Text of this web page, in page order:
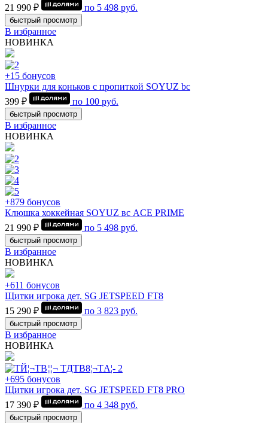
21 990 ₽ по 5 498 руб.
быстрый просмотр
В избранное
НОВИНКА
+15 бонусов
Шнурки для коньков с пропиткой SOYUZ bc
399 ₽
по 100 руб.
быстрый просмотр
В избранное
НОВИНКА
+879 бонусов
Клюшка хоккейная SOYUZ вс ACE PRIME
21 990 ₽
по 5 498 руб.
быстрый просмотр
В избранное
НОВИНКА
+611 бонусов
Щитки игрока дет. SG JETSPEED FT8
15 290 ₽
по 3 823 руб.
быстрый просмотр
В избранное
НОВИНКА
+695 бонусов
Щитки игрока дет. SG JETSPEED FT8 PRO
17 390 ₽
по 4 348 руб.
быстрый просмотр